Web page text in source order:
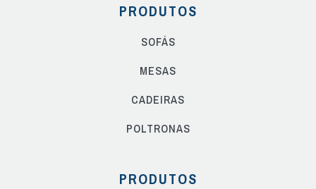
PRODUTOS
SOFÁS
MESAS
CADEIRAS
POLTRONAS
PRODUTOS